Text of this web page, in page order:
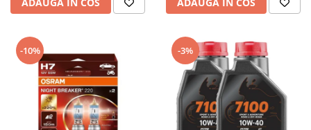
-10% -3%